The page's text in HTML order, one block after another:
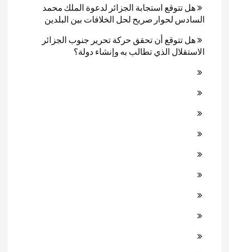
هل تتوقع استجابة الجزائر لدعوة الملك محمد
السادس لحوار صريح لحل الخلافات بين البلدين
هل تتوقع أن تحقق حركة تحرير جنوب الجزائر
الاستقلال الذي تطالب به وإنشاء دولة؟